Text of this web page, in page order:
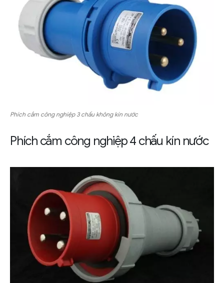
Phích cắm công nghiệp 3 chấu không kín nước
Phích cắm công nghiệp 4 chấu kín nước